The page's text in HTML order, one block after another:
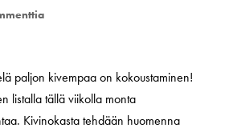
paljon kivempaa on kokoustaminen!
listalla tällä viikolla monta
Kivinokasta tehdään huomenna